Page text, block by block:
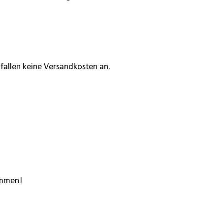
keine Versandkosten an.